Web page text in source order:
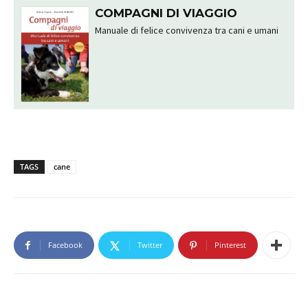
COMPAGNI DI VIAGGIO
Manuale di felice convivenza tra cani e umani
TAGS cane
Facebook Twitter Pinterest